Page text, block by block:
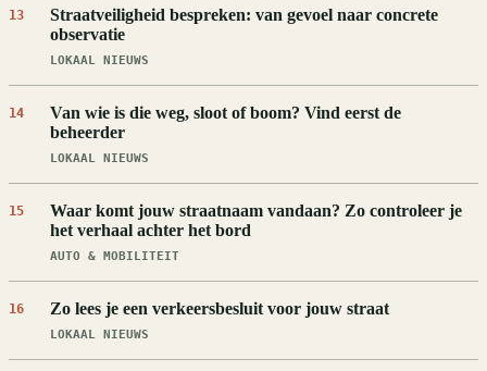
13
Straatveiligheid bespreken: van gevoel naar concrete
observatie
LOKAAL NIEUWS
14
Van wie is die weg, sloot of boom? Vind eerst de
beheerder
LOKAAL NIEUWS
15
Waar komt jouw straatnaam vandaan? Zo controleer je
het verhaal achter het bord
AUTO & MOBILITEIT
16 Zo lees je een verkeersbesluit voor jouw straat
LOKAAL NIEUWS